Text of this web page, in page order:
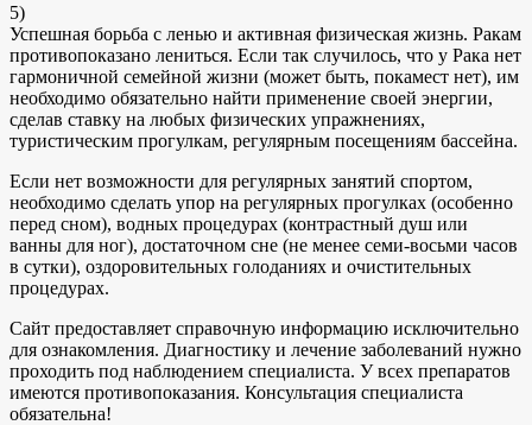
5)
Успешная борьба с ленью и активная физическая жизнь. Ракам
противопоказано лениться. Если так случилось, что у Рака нет
гармоничной семейной жизни (может быть, покамест нет), им
необходимо обязательно найти применение своей энергии,
сделав ставку на любых физических упражнениях,
туристическим прогулкам, регулярным посещениям бассейна.
Если нет возможности для регулярных занятий спортом,
необходимо сделать упор на регулярных прогулках (особенно
перед сном), водных процедурах (контрастный душ или
ванны для ног), достаточном сне (не менее семи-восьми часов
в сутки), оздоровительных голоданиях и очистительных
процедурах.
Сайт предоставляет справочную информацию исключительно
для ознакомления. Диагностику и лечение заболеваний нужно
проходить под наблюдением специалиста. У всех препаратов
имеются противопоказания. Консультация специалиста
обязательна!